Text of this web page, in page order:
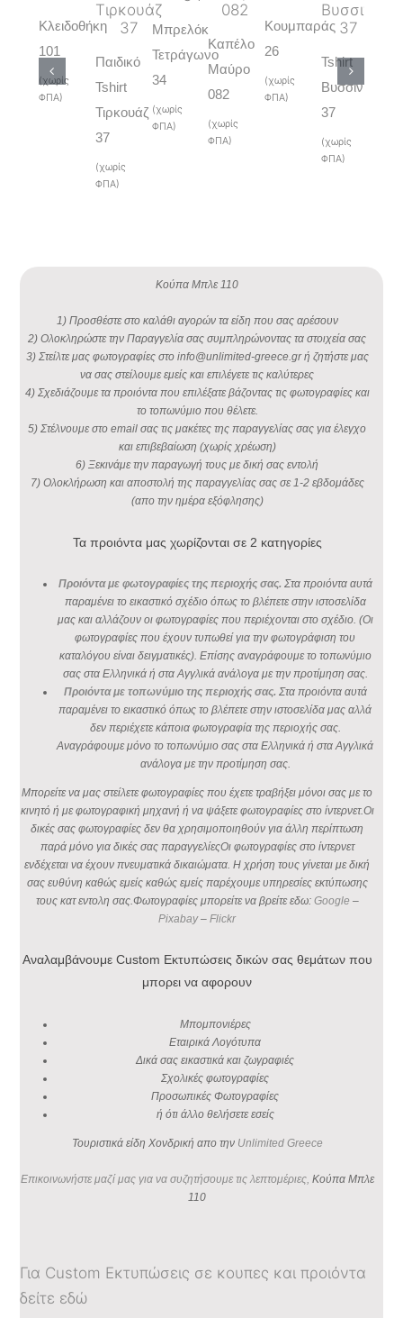
Κλειδοθήκη
101
(χωρίς
ΦΠΑ)
Παιδικό
Tshirt
Τιρκουάζ
37
(χωρίς
ΦΠΑ)
Μπρελόκ
Τετράγωνο
34
(χωρίς
ΦΠΑ)
Καπέλο
Μαύρο
082
(χωρίς
ΦΠΑ)
Κουμπαράς
26
(χωρίς
ΦΠΑ)
Tshirt
Βυσσινί
37
(χωρίς
ΦΠΑ)
Κούπα Μπλε 110
1) Προσθέστε στο καλάθι αγορών τα είδη που σας αρέσουν
2) Ολοκληρώστε την Παραγγελία σας συμπληρώνοντας τα στοιχεία σας
3) Στείλτε μας φωτογραφίες στο info@unlimited-greece.gr ή ζητήστε μας
να σας στείλουμε εμείς και επιλέγετε τις καλύτερες
4) Σχεδιάζουμε τα προιόντα που επιλέξατε βάζοντας τις φωτογραφίες και
το τοπωνύμιο που θέλετε.
5) Στέλνουμε στο email σας τις μακέτες της παραγγελίας σας για έλεγχο
και επιβεβαίωση (χωρίς χρέωση)
6) Ξεκινάμε την παραγωγή τους με δική σας εντολή
7) Ολοκλήρωση και αποστολή της παραγγελίας σας σε 1-2 εβδομάδες
(απο την ημέρα εξόφλησης)
Τα προιόντα μας χωρίζονται σε 2 κατηγορίες
Προιόντα με φωτογραφίες της περιοχής σας. Στα προιόντα αυτά
παραμένει το εικαστικό σχέδιο όπως το βλέπετε στην ιστοσελίδα
μας και αλλάζουν οι φωτογραφίες που περιέχονται στο σχέδιο. (Οι
φωτογραφίες που έχουν τυπωθεί για την φωτογράφιση του
καταλόγου είναι δειγματικές). Επίσης αναγράφουμε το τοπωνύμιο
σας στα Ελληνικά ή στα Αγγλικά ανάλογα με την προτίμηση σας.
Προιόντα με τοπωνύμιο της περιοχής σας. Στα προιόντα αυτά
παραμένει το εικαστικό όπως το βλέπετε στην ιστοσελίδα μας αλλά
δεν περιέχετε κάποια φωτογραφία της περιοχής σας.
Αναγράφουμε μόνο το τοπωνύμιο σας στα Ελληνικά ή στα Αγγλικά
ανάλογα με την προτίμηση σας.
Μπορείτε να μας στείλετε φωτογραφίες που έχετε τραβήξει μόνοι σας με το
κινητό ή με φωτογραφική μηχανή ή να ψάξετε φωτογραφίες στο ίντερνετ.Οι
δικές σας φωτογραφίες δεν θα χρησιμοποιηθούν για άλλη περίπτωση
παρά μόνο για δικές σας παραγγελίεςΟι φωτογραφίες στο ίντερνετ
ενδέχεται να έχουν πνευματικά δικαιώματα. Η χρήση τους γίνεται με δική
σας ευθύνη καθώς εμείς καθώς εμείς παρέχουμε υπηρεσίες εκτύπωσης
τους κατ εντολη σας.Φωτογραφίες μπορείτε να βρείτε εδω: Google –
Pixabay– Flickr
Αναλαμβάνουμε Custom Εκτυπώσεις δικών σας θεμάτων που
μπορει να αφορουν
Μπομπονιέρες
Εταιρικά Λογότυπα
Δικά σας εικαστικά και ζωγραφιές
Σχολικές φωτογραφίες
Προσωπικές Φωτογραφίες
ή ότι άλλο θελήσετε εσείς
Τουριστικά είδη Χονδρική απο την Unlimited Greece
Επικοινωνήστε μαζί μας για να συζητήσουμε τις λεπτομέριες, Κούπα Μπλε
110
Για Custom Εκτυπώσεις σε κουπες και προιόντα
δείτε εδώ